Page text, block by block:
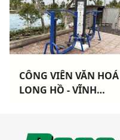
CÔNG VIÊN VĂN HOÁ
LONG HỒ - VĨNH
thao cao cấp